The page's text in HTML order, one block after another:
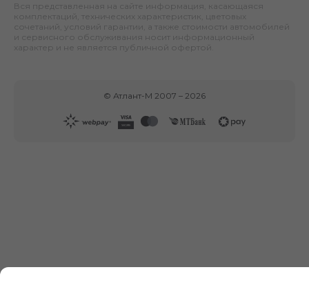
Вся представленная на сайте информация, касающаяся
комплектаций, технических характеристик, цветовых
сочетаний, условий гарантии, а также стоимости автомобилей
и сервисного обслуживания носит информационный
характер и не является публичной офертой.
© Атлант-М 2007 – 2026